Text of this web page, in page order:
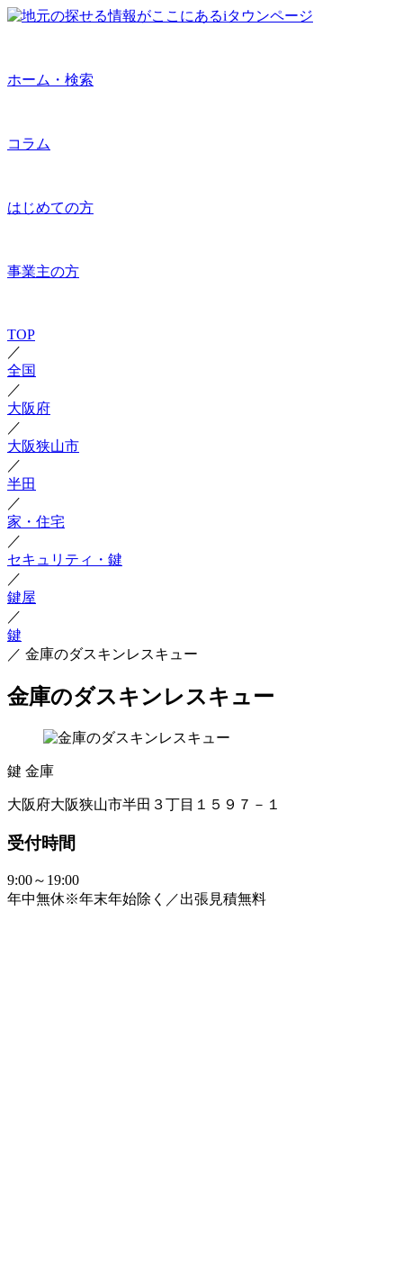
ホーム・検索
コラム
はじめての方
事業主の方
TOP
／
全国
／
大阪府
／
大阪狭山市
／
半田
／
家・住宅
／
セキュリティ・鍵
／
鍵屋
／
鍵
／ 金庫のダスキンレスキュー
金庫のダスキンレスキュー
鍵 金庫
大阪府大阪狭山市半田３丁目１５９７－１
受付時間
9:00～19:00
年中無休※年末年始除く／出張見積無料